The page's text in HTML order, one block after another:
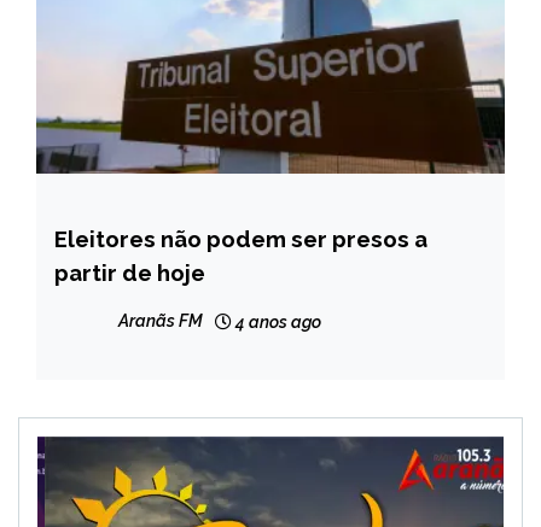
BRASIL
NOTÍCIAS
Eleitores não podem ser presos a
partir de hoje
Aranãs FM 4 anos ago